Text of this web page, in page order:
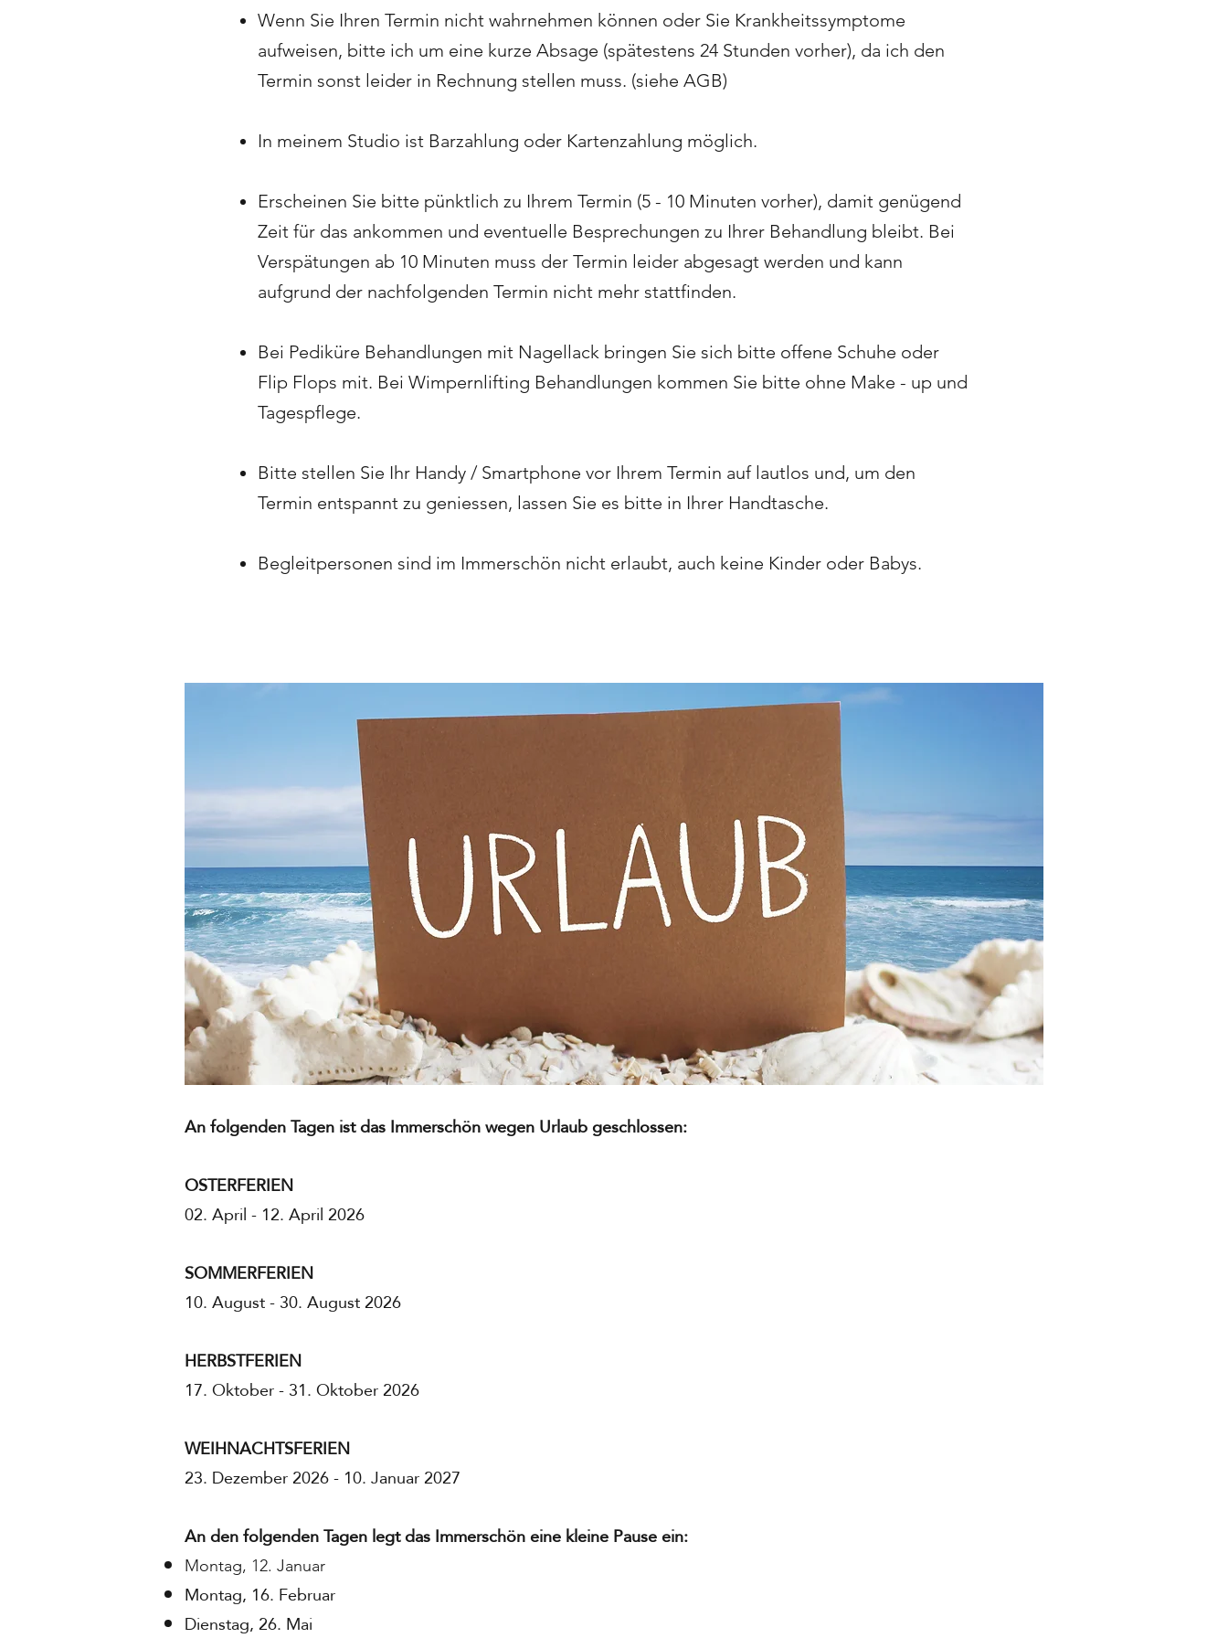
Wenn Sie Ihren Termin nicht wahrnehmen können oder Sie Krankheitssymptome
aufweisen, bitte ich um eine kurze Absage (spätestens 24 Stunden vorher), da ich den
Termin sonst leider in Rechnung stellen muss. (siehe AGB)
In meinem Studio ist Barzahlung oder Kartenzahlung möglich.
Erscheinen Sie bitte pünktlich zu Ihrem Termin (5 - 10 Minuten vorher), damit genügend
Zeit für das ankommen und eventuelle Besprechungen zu Ihrer Behandlung bleibt. Bei
Verspätungen ab 10 Minuten muss der Termin leider abgesagt werden und kann
aufgrund der nachfolgenden Termin nicht mehr stattfinden.
Bei Pediküre Behandlungen mit Nagellack bringen Sie sich bitte offene Schuhe oder
Flip Flops mit. Bei Wimpernlifting Behandlungen kommen Sie bitte ohne Make - up und
Tagespflege.
Bitte stellen Sie Ihr Handy / Smartphone vor Ihrem Termin auf lautlos und, um den
Termin entspannt zu geniessen, lassen Sie es bitte in Ihrer Handtasche.
Begleitpersonen sind im Immerschön nicht erlaubt, auch keine Kinder oder Babys.
An folgenden Tagen ist das Immerschön wegen Urlaub geschlossen:
OSTERFERIEN
02. April - 12. April 2026
SOMMERFERIEN
10. August - 30. August 2026
HERBSTFERIEN
17. Oktober - 31. Oktober 2026
WEIHNACHTSFERIEN
23. Dezember 2026 - 10. Januar 2027
An den folgenden Tagen legt das Immerschön eine kleine Pause ein:
Montag, 12. Januar
Montag, 16. Februar
Dienstag, 26. Mai